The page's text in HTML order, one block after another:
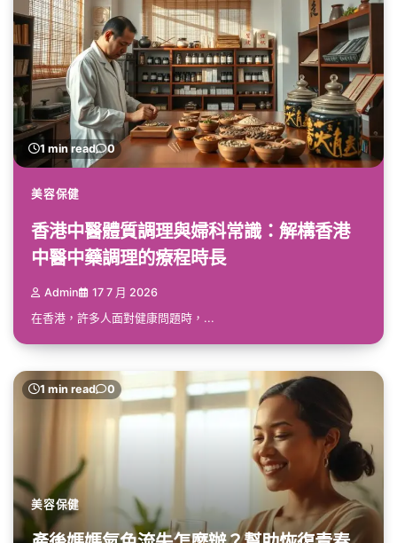
1 min read 0
美容保健
香港中醫體質調理與婦科常識：解構香港
中醫中藥調理的療程時長
Admin 17 7 月 2026
在香港，許多人面對健康問題時，...
1 min read 0
美容保健